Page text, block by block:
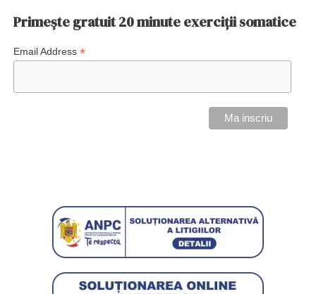
Primește gratuit 20 minute exerciții somatice
Email Address *